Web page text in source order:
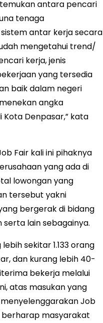
antara pencari
tenaga
antar kerja secara
mengetahui trend/
kerja, jenis
yang tersedia
baik dalam negeri
angka
Denpasar,” kata
Fair kali ini pihaknya
yang ada di
lowongan yang
tersebut yakni
bergerak di bidang
serta lain sebagainya.
sekitar 1.133 orang
dan kurang lebih 40-
bekerja melalui
atas masukan yang
Job
berharap masyarakat